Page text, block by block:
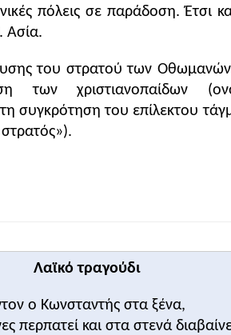
πόλεις σε παράδοση. Έτσι
Ασία.
του στρατού των
των χριστιανοπαίδων
συγκρότηση του επίλεκτου
Λαϊκό τραγούδι
ο Κωνσταντής στα ξένα,
περπατεί και στα στενά